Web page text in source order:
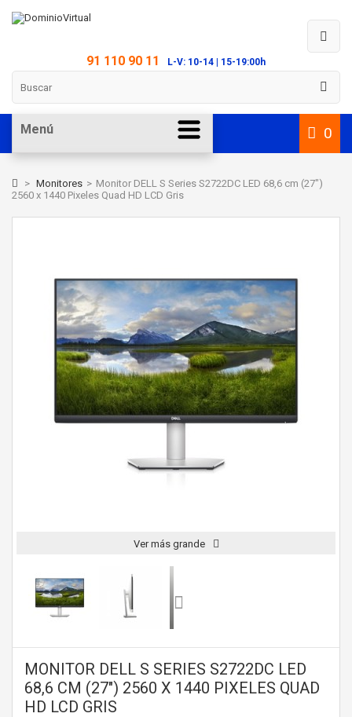
91 110 90 11 L-V: 10-14 | 15-19:00h
0
Menú
> Monitores > Monitor DELL S Series S2722DC LED 68,6 cm (27")
2560 x 1440 Pixeles Quad HD LCD Gris
Ver más grande
MONITOR DELL S SERIES S2722DC LED
68,6 CM (27") 2560 X 1440 PIXELES QUAD
HD LCD GRIS